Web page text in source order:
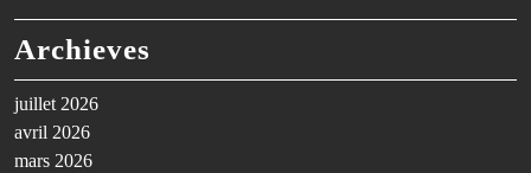
Archieves
juillet 2026
avril 2026
mars 2026